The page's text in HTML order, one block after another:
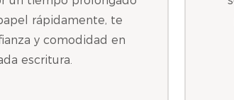
rápidamente, te
y comodidad en
escritura.